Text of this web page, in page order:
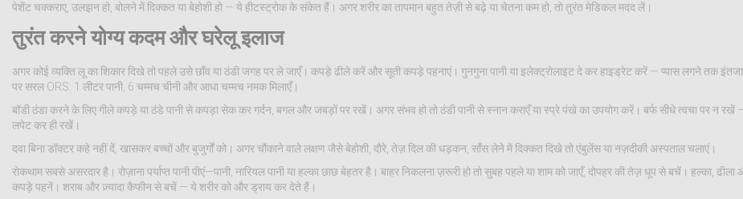
पेशेंट चक्कराए, उलझन हो, बोलने में दिक्कत या बेहोशी हो — ये हीटस्ट्रोक के संकेत हैं। अगर शरीर का तापमान बहुत तेज़ी से बढ़े या चेतना कम हो, तो तुरंत मेडिकल मदद लें।
तुरंत करने योग्य कदम और घरेलू इलाज
अगर कोई व्यक्ति लू का शिकार दिखे तो पहले उसे छाँव या ठंडी जगह पर ले जाएँ। कपड़े ढीले करें और सूती कपड़े पहनाएं। गुनगुना पानी या इलेक्ट्रोलाइट दे कर हाइड्रेट करें — प्यास लगने तक
पर सरल ORS: 1 लीटर पानी, 6 चम्मच चीनी और आधा चम्मच नमक मिलाएँ।
बॉडी ठंडा करने के लिए गीले कपड़े या ठंडे पानी से कपड़ा सेक कर गर्दन, बगल और जबड़ों पर रखें। अगर संभव हो तो ठंडी पानी से स्नान कराएँ या स्प्रे पंखे का उपयोग करें। बर्फ सीधे त्वचा पर न
लपेट कर ही रखें।
दवा बिना डॉक्टर कहे नहीं दें, खासकर बच्चों और बुजुर्गों को। अगर चौंकाने वाले लक्षण जैसे बेहोशी, दौरे, तेज़ दिल की धड़कन, साँस लेने में दिक्कत दिखे तो एंबुलेंस या नज़दीकी अस्पताल चलाएं।
रोकथाम सबसे असरदार है। रोज़ाना पर्याप्त पानी पीएं—पानी, नारियल पानी या हल्का छाछ बेहतर है। बाहर निकलना ज़रूरी हो तो सुबह पहले या शाम को जाएँ, दोपहर की तेज़ धूप से बचें। हल्का,
कपड़े पहनें। शराब और ज़्यादा कैफीन से बचें — ये शरीर को और ड्राय कर देते हैं।